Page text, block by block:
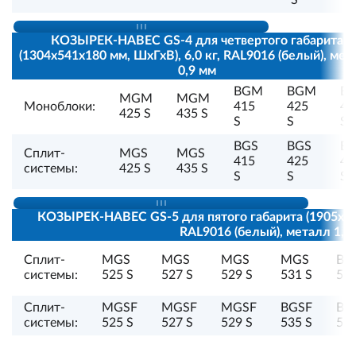
КОЗЫРЕК-НАВЕС GS-4 для четвертого габарита
(1304х541х180 мм, ШхГхВ), 6,0 кг, RAL9016 (белый),
0,9 мм
Моноблоки:
MGM
425 S
MGM
435 S
BGM
415
S
BGM
425
S
S
Сплит-
системы:
MGS
425 S
MGS
435 S
BGS
415
S
BGS
425
S
S
КОЗЫРЕК-НАВЕС GS-5 для пятого габарита
RAL9016 (белый), металл
Сплит-
системы:
MGS
525 S
MGS
527 S
MGS
529 S
MGS
531 S
Сплит-
системы:
MGSF
525 S
MGSF
527 S
MGSF
529 S
BGSF
535 S